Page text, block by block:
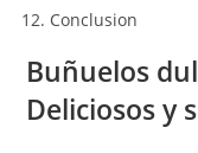
Conclusion
Buñuelos
Deliciosos y